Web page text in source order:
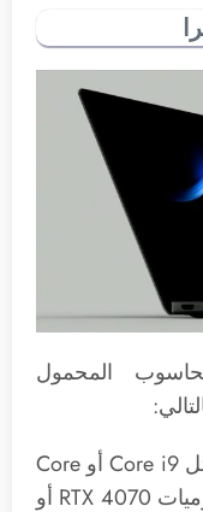
المحمول
◉ الجهاز مزود بأحدث معالجات إنتل Core i9 أو Core
i7 الجيل الثالث عشر، ومعالج رسوميات RTX 4070 أو